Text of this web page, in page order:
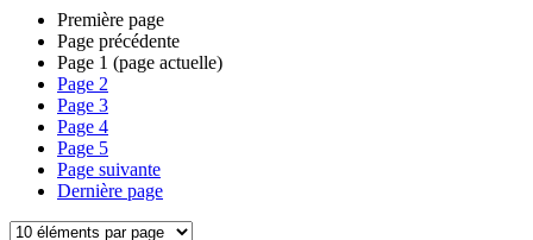
Première page
Page précédente
Page 1 (page actuelle)
Page 2
Page 3
Page 4
Page 5
Page suivante
Dernière page